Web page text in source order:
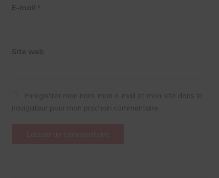
E-mail *
Site web
Enregistrer mon nom, mon e-mail et mon site dans le
navigateur pour mon prochain commentaire.